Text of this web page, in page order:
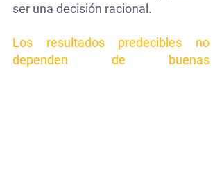
ser una decisión racional.
Los resultados predecibles no
dependen de buenas